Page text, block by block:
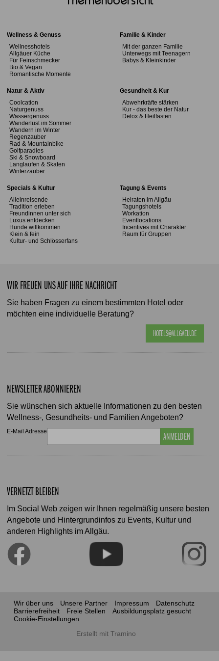
Wellness & Genuss
Wellnesshotels
Allgäuer Küche
Für Feinschmecker
Bio & Vegan
Romantische Momente
Familie & Kinder
Mit der ganzen Familie
Unterwegs mit Teenagern
Babys & Kleinkinder
Natur & Aktiv
Coolcation
Naturgenuss
Wassergenuss
Wanderlust im Sommer
Wandern im Winter
Regenzauber
Rad & Mountainbike
Golfparadies
Ski & Snowboard
Langlaufen & Skaten
Winterzauber
Gesundheit & Kur
Abwehrkräfte stärken
Kur - das beste der Natur
Detox & Heilfasten
Specials & Kultur
Alleinreisende
Tradition erleben
Freundinnen unter sich
Luxus entdecken
Hunde willkommen
Klein & fein
Kultur- und Schlösserfans
Tagung & Events
Heiraten im Allgäu
Tagungshotels
Workation
Eventlocations
Incentives mit Charakter
Raum für Gruppen
WIR FREUEN UNS AUF IHRE NACHRICHT
Sie haben Fragen zu einem bestimmten Hotel oder
möchten eine individuelle Beratung?
HOTELS@ALLGAEU.DE
NEWSLETTER ABONNIEREN
Sie wünschen sich aktuelle Informationen zu den besten
Wellness-, Gesundheits- und Familien Angeboten?
E-Mail Adresse ANMELDEN
VERNETZT BLEIBEN
Im Social Web zeigen wir Ihnen regelmäßig unsere besten
Angebote und Hintergrundinfos zu Events, Kultur und
anderen Highlights im Allgäu.
Wir über uns Unsere Partner Impressum
Datenschutz
Barrierefreiheit
Freie Stellen
Ausbildungsplatz gesucht
Cookie-Einstellungen
Erstellt mit Tramino